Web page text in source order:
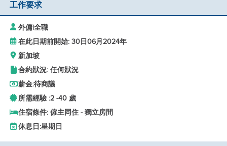
工作要求
外傭|全職
在此日期前開始: 30日06月2024年
新加坡
合約狀況: 任何狀況
薪金:待商議
所需經驗 :2 -40 歲
住宿條件: 僱主同住 - 獨立房間
休息日:星期日